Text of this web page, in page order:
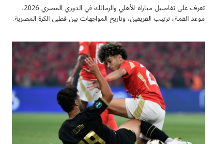
تعرف على تفاصيل مباراة الأهلي والزمالك في الدوري المصري 2026،
موعد القمة، ترتيب الفريقين، وتاريخ المواجهات بين قطبي الكرة المصرية.